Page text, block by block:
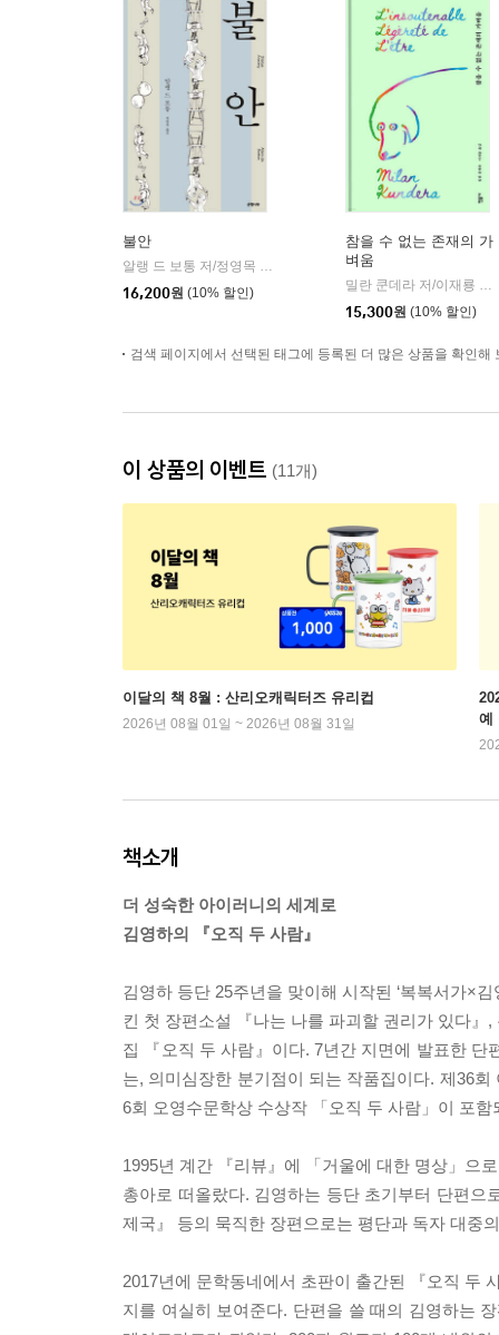
불안
알랭 드 보통 저/정영목 역
16,200원 (10% 할인)
참을 수 없는 존재의 가
벼움
밀란 쿤데라 저/이재룡 역
15,300원 (10% 할인)
검색 페이지에서 선택된 태그에 등록된 더 많은 상품을 확인해
이 상품의 이벤트 (11개)
이달의 책 8월 : 산리오캐릭터즈 유리컵
2026년 08월 01일 ~ 2026년 08월 31일
예
책소개
더 성숙한 아이러니의 세계로
김영하의 『오직 두 사람』
김영하 등단 25주년을 맞이해 시작된 ‘복복서가×
킨 첫 장편소설 『나는 나를 파괴할 권리가 있다
집 『오직 두 사람』이다. 7년간 지면에 발표한
는, 의미심장한 분기점이 되는 작품집이다. 제36
6회 오영수문학상 수상작 「오직 두 사람」이 포함
1995년 계간 『리뷰』에 「거울에 대한 명상」으
총아로 떠올랐다. 김영하는 등단 초기부터 단편
제국』 등의 묵직한 장편으로는 평단과 독자 대중
2017년에 문학동네에서 초판이 출간된 『오직 두
지를 여실히 보여준다. 단편을 쓸 때의 김영하는